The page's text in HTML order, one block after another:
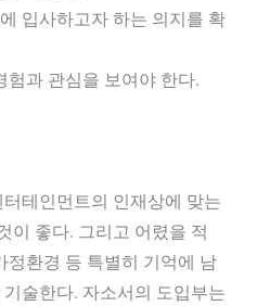
입사하고자 하는 의지를 확
험과 관심을 보여야 한다.
테인먼트의 인재상에 맞는
이 좋다. 그리고 어렸을 적
정환경 등 특별히 기억에 남
술한다. 자소서의 도입부는